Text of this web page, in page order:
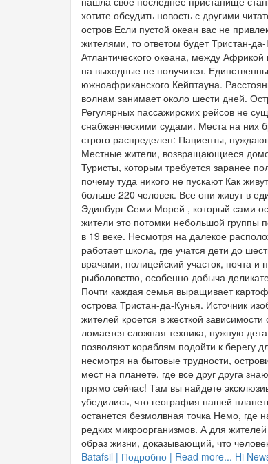
хотите обсудить новость с другими
остров Если пустой океан вас не
жителями, то ответом будет Тристан-
Атлантического океана, между
на выходные не получится.
южноафриканского Кейптауна.
волнам занимает около шести дней.
Регулярных пассажирских рейсов не
снабженческими судами. Места на них
строго распределен: Пациенты,
Местные жители, возвращающиеся
Туристы, которым требуется заранее
почему туда никого не пускают Как
больше 220 человек. Все они живут в
Эдинбург Семи Морей , который сами
жители это потомки небольшой
в 19 веке. Несмотря на далекое
работает школа, где учатся дети до
врачами, полицейский участок, почта
рыболовство, особенно добыча
Почти каждая семья выращивает
острова Тристан-да-Кунья. Источник
жителей кроется в жесткой
ломается сложная техника, нужную
позволяют кораблям подойти к берегу
несмотря на бытовые трудности,
мест на планете, где все друг друга
прямо сейчас! Там вы найдете
убедились, что география нашей
останется безмолвная точка Немо, где
редких микроорганизмов. А для
образ жизни, доказывающий, что
Batafsil | Подробно | Read more... Hi